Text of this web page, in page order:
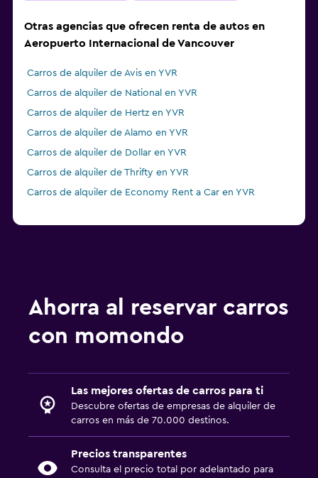
Otras agencias que ofrecen renta de autos en
Aeropuerto Internacional de Vancouver
Carros de alquiler de Avis en YVR
Carros de alquiler de National en YVR
Carros de alquiler de Hertz en YVR
Carros de alquiler de Alamo en YVR
Carros de alquiler de Dollar en YVR
Carros de alquiler de Thrifty en YVR
Carros de alquiler de Economy Rent a Car en YVR
Ahorra al reservar carros
con momondo
Las mejores ofertas de carros para ti
Descubre ofertas de empresas de alquiler de
carros en más de 70.000 destinos.
Precios transparentes
Consulta el precio total por adelantado para